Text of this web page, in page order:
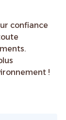
confiance
!